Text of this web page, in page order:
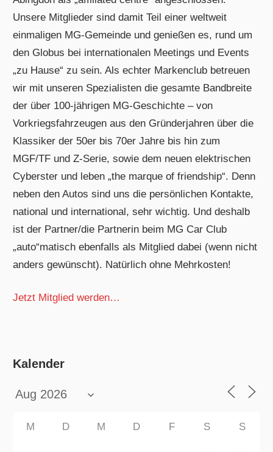
Unsere Mitglieder sind damit Teil einer weltweit
einmaligen MG-Gemeinde und genießen es, rund um
den Globus bei internationalen Meetings und Events
„zu Hause“ zu sein. Als echter Markenclub betreuen
wir mit unseren Spezialisten die gesamte Bandbreite
der über 100-jährigen MG-Geschichte – von
Vorkriegsfahrzeugen aus den Gründerjahren über die
Klassiker der 50er bis 70er Jahre bis hin zum
MGF/TF und Z-Serie, sowie dem neuen elektrischen
Cyberster und leben „the marque of friendship“. Denn
neben den Autos sind uns die persönlichen Kontakte,
national und international, sehr wichtig. Und deshalb
ist der Partner/die Partnerin beim MG Car Club
„auto“matisch ebenfalls als Mitglied dabei (wenn nicht
anders gewünscht). Natürlich ohne Mehrkosten!
Jetzt Mitglied werden…
Kalender
M D M D F S S